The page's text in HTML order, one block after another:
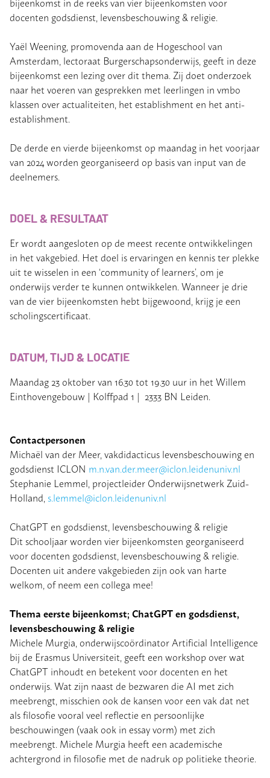
docenten godsdienst, levensbeschouwing & religie.
Yaël Weening, promovenda aan de Hogeschool van
Amsterdam, lectoraat Burgerschapsonderwijs, geeft in deze
bijeenkomst een lezing over dit thema. Zij doet onderzoek
naar het voeren van gesprekken met leerlingen in vmbo
klassen over actualiteiten, het establishment en het anti-
establishment.
De derde en vierde bijeenkomst op maandag in het voorjaar
van 2024 worden georganiseerd op basis van input van de
deelnemers.
DOEL & RESULTAAT
Er wordt aangesloten op de meest recente ontwikkelingen
in het vakgebied. Het doel is ervaringen en kennis ter plekke
uit te wisselen in een ‘community of learners’, om je
onderwijs verder te kunnen ontwikkelen. Wanneer je drie
van de vier bijeenkomsten hebt bijgewoond, krijg je een
scholingscertificaat.
DATUM, TIJD & LOCATIE
Maandag 23 oktober van 16.30 tot 19.30 uur in het Willem
Einthovengebouw | Kolffpad 1 | 2333 BN Leiden.
Contactpersonen
Michaël van der Meer, vakdidacticus levensbeschouwing en
godsdienst ICLON m.n.van.der.meer@iclon.leidenuniv.nl
Stephanie Lemmel, projectleider Onderwijsnetwerk Zuid-
Holland, s.lemmel@iclon.leidenuniv.nl
ChatGPT en godsdienst, levensbeschouwing & religie
Dit schooljaar worden vier bijeenkomsten georganiseerd
voor docenten godsdienst, levensbeschouwing & religie.
Docenten uit andere vakgebieden zijn ook van harte
welkom, of neem een collega mee!
Thema eerste bijeenkomst; ChatGPT en godsdienst,
levensbeschouwing & religie
Michele Murgia, onderwijscoördinator Artificial Intelligence
bij de Erasmus Universiteit, geeft een workshop over wat
ChatGPT inhoudt en betekent voor docenten en het
onderwijs. Wat zijn naast de bezwaren die AI met zich
meebrengt, misschien ook de kansen voor een vak dat net
als filosofie vooral veel reflectie en persoonlijke
beschouwingen (vaak ook in essay vorm) met zich
meebrengt. Michele Murgia heeft een academische
achtergrond in filosofie met de nadruk op politieke theorie.